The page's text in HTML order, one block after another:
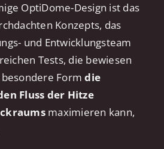
OptiDome-Design ist das
Konzepts, das
und Entwicklungsteam
Tests, die bewiesen
besondere Formdie
Fluss der Hitze
maximieren kann,